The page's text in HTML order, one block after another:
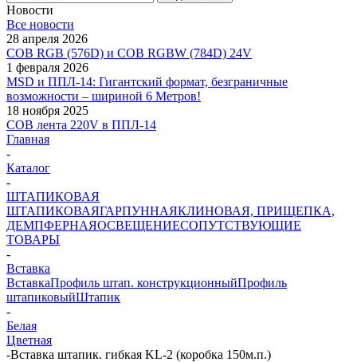
Новости
Все новости
28 апреля 2026
COB RGB (576D) и COB RGBW (784D) 24V
1 февраля 2026
MSD и ППЛ-14: Гигантский формат, безграничные
возможности – шириной 6 Метров!
18 ноября 2025
COB лента 220V в ППЛ-14
Главная
-
Каталог
-
ШТАПИКОВАЯ
ШТАПИКОВАЯГАРПУННАЯКЛИНОВАЯ, ПРИЩЕПКА,
ДЕМПФЕРНАЯОСВЕЩЕНИЕСОПУТСТВУЮЩИЕ
ТОВАРЫ
-
Вставка
ВставкаПрофиль штап. конструкционныйПрофиль
штапиковыйШтапик
-
Белая
Цветная
-Вставка штапик. гибкая KL-2 (коробка 150м.п.)